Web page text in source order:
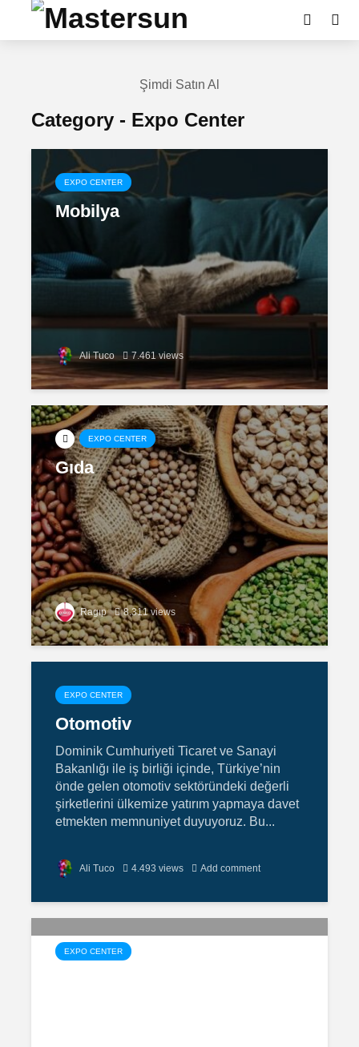
Şimdi Satın Al
Category - Expo Center
EXPO CENTER
Mobilya
Ali Tuco 7.461 views
EXPO CENTER
Gıda
Ragıp 8.311 views
EXPO CENTER
Otomotiv
Dominik Cumhuriyeti Ticaret ve Sanayi
Bakanlığı ile iş birliği içinde, Türkiye’nin
önde gelen otomotiv sektöründeki değerli
şirketlerini ülkemize yatırım yapmaya davet
etmekten memnuniyet duyuyoruz. Bu...
Ali Tuco 4.493 views Add comment
EXPO CENTER